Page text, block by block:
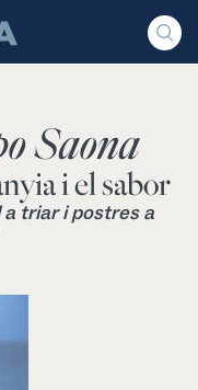
Saona
i el sabor
triar i postres a